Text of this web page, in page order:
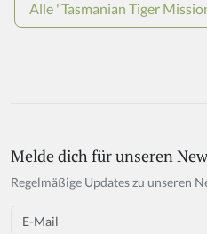
Melde dich für unseren
Regelmäßige Updates zu unseren
Email